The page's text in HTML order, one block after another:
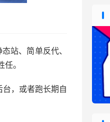
站、简单反代、
。
，或者跑长期自